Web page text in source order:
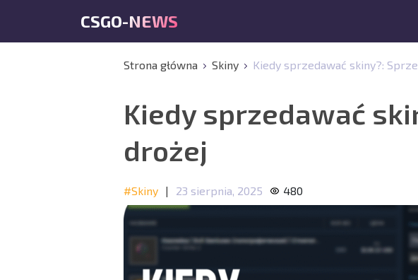
CSGO-NEWS
Strona główna Skiny Kiedy sprzedawać skiny?:
Kiedy sprzedawać
drożej
#Skiny | 23 sierpnia, 2025 480